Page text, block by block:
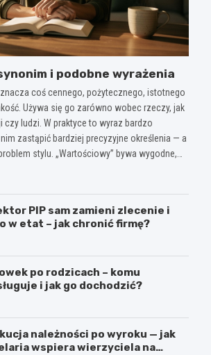
i podobne wyrażenia
coś cennego, pożytecznego, istotnego
Używa się go zarówno wobec rzeczy, jak
czy ludzi. W praktyce to wyraz bardzo
zastąpić bardziej precyzyjne określenia — a
stylu. „Wartościowy” bywa wygodne,…
PIP sam zamieni zlecenie i
w etat – jak chronić firmę?
po rodzicach – komu
i jak go dochodzić?
należności po wyroku — jak
wspiera wierzyciela na